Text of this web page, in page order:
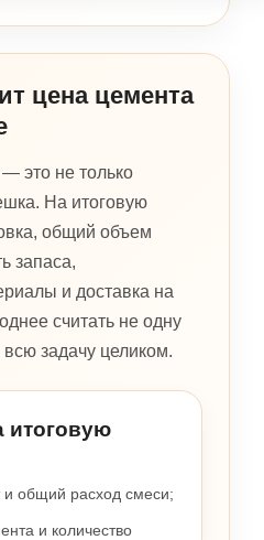
цена цемента
это не только
На итоговую
общий объем
запаса,
и доставка на
считать не одну
задачу целиком.
итоговую
общий расход смеси;
и количество